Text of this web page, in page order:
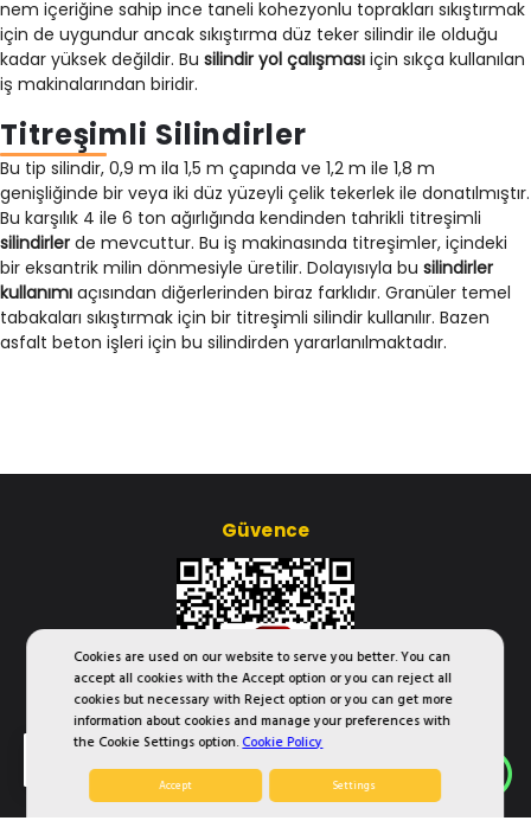
Cookies are used on our website to serve you better. You can
accept all cookies with the Accept option or you can reject all
cookies but necessary with Reject option or you can get more
information about cookies and manage your preferences with
the Cookie Settings option.Cookie Policy
Accept Settings
nem içeriğine sahip ince taneli kohezyonlu toprakları sıkıştırmak
için de uygundur ancak sıkıştırma düz teker silindir ile olduğu
kadar yüksek değildir. Bu silindir yol çalışması için sıkça kullanılan
iş makinalarından biridir.
Titreşimli Silindirler
Bu tip silindir, 0,9 m ila 1,5 m çapında ve 1,2 m ile 1,8 m
genişliğinde bir veya iki düz yüzeyli çelik tekerlek ile donatılmıştır.
Bu karşılık 4 ile 6 ton ağırlığında kendinden tahrikli titreşimli
silindirler de mevcuttur. Bu iş makinasında titreşimler, içindeki
bir eksantrik milin dönmesiyle üretilir. Dolayısıyla bu silindirler
kullanımı açısından diğerlerinden biraz farklıdır. Granüler temel
tabakaları sıkıştırmak için bir titreşimli silindir kullanılır. Bazen
asfalt beton işleri için bu silindirden yararlanılmaktadır.
Güvence
Çerez Ayarları